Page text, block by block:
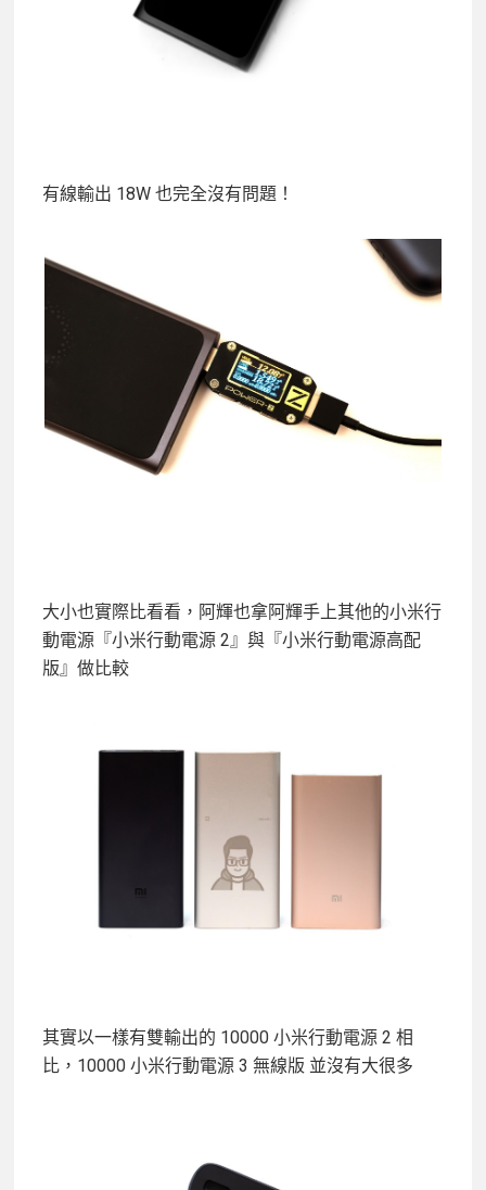
有線輸出 18W 也完全沒有問題！
大小也實際比看看，阿輝也拿阿輝手上其他的小米行
動電源『小米行動電源 2』與『小米行動電源高配
版』做比較
其實以一樣有雙輸出的 10000 小米行動電源 2 相
比，10000 小米行動電源 3 無線版 並沒有大很多